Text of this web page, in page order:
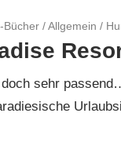
Bücher /Allgemein /
sehr